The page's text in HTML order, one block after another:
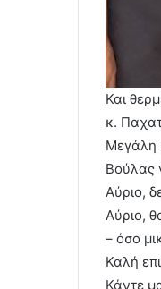
Και
κ.
Μεγάλη
Βούλας
Αύριο,
Αύριο,
– όσο
Καλή
Κάντε